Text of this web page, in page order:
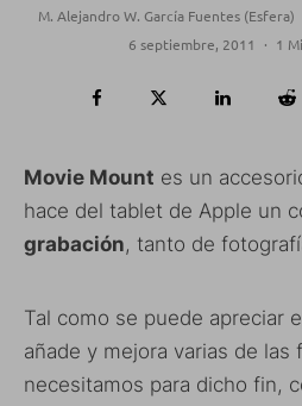
M. Alejandro W. García Fuentes (Esfera)
6 septiembre, 2011
· 1
Movie Mount es un
hace del tablet de Apple un
grabación, tanto de
Tal como se puede apreciar
añade y mejora varias de las
necesitamos para dicho fin,